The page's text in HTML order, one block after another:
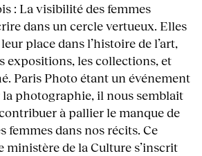
: La visibilité des femmes
dans un cercle vertueux. Elles
place dans l’histoire de l’art,
expositions, les collections, et
Paris Photo étant un événement
photographie, il nous semblait
à pallier le manque de
femmes dans nos récits. Ce
ministère de la Culture s’inscrit